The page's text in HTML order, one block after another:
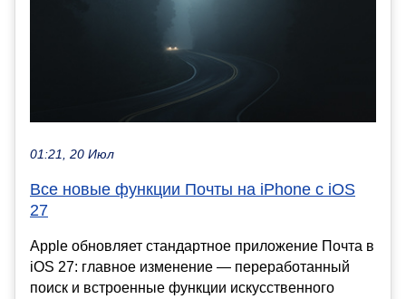
01:21, 20 Июл
Все новые функции Почты на iPhone с iOS
27
Apple обновляет стандартное приложение Почта в
iOS 27: главное изменение — переработанный
поиск и встроенные функции искусственного